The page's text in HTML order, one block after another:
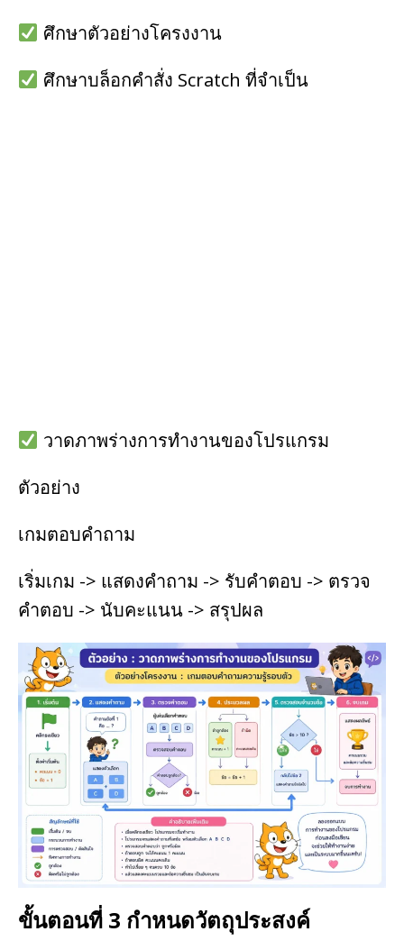
ศึกษาตัวอย่างโครงงาน
ศึกษาบล็อกคำสั่ง Scratch ที่จำเป็น
วาดภาพร่างการทำงานของโปรแกรม
ตัวอย่าง
เกมตอบคำถาม
เริ่มเกม -> แสดงคำถาม -> รับคำตอบ -> ตรวจ
คำตอบ -> นับคะแนน -> สรุปผล
ขั้นตอนที่ 3 กำหนดวัตถุประสงค์